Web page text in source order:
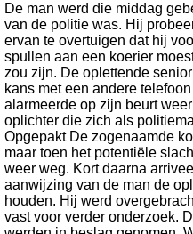
De man werd die middag
van de politie was. Hij
ervan te overtuigen dat hij
spullen aan een koerier
zou zijn. De oplettende
kans met een andere
alarmeerde op zijn beurt
oplichter die zich als
Opgepakt De zogenaamde
maar toen het potentiële
weer weg. Kort daarna
aanwijzing van de man de
houden. Hij werd
vast voor verder onderzoek.